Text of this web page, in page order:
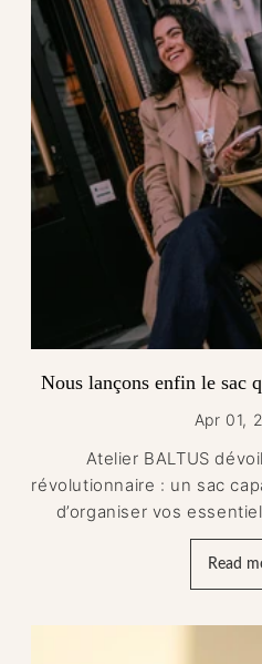
Nous lançons enfin le sac
Apr 01,
Atelier BALTUS
révolutionnaire : un sac
d’organiser vos
Read